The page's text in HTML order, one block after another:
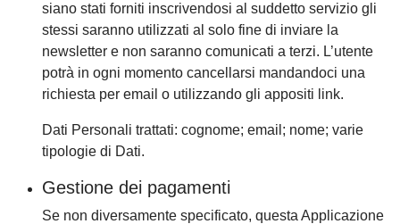
siano stati forniti inscrivendosi al suddetto servizio gli
stessi saranno utilizzati al solo fine di inviare la
newsletter e non saranno comunicati a terzi. L’utente
potrà in ogni momento cancellarsi mandandoci una
richiesta per email o utilizzando gli appositi link.
Dati Personali trattati: cognome; email; nome; varie
tipologie di Dati.
Gestione dei pagamenti
Se non diversamente specificato, questa Applicazione